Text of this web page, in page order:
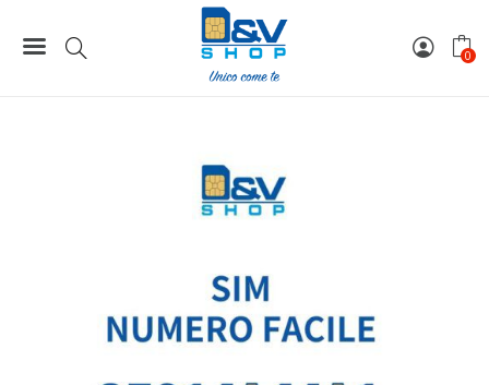
0
SIM Kena Mobile Numero Facile 35014A44A1 Da Attivare